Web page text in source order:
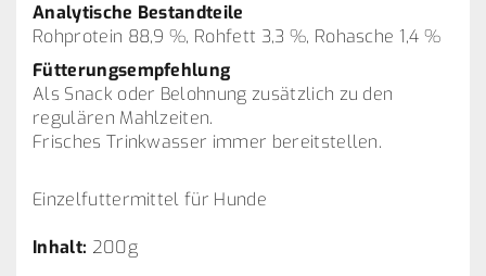
Analytische Bestandteile
Rohprotein 88,9 %, Rohfett 3,3 %, Rohasche 1,4 %
Fütterungsempfehlung
Als Snack oder Belohnung zusätzlich zu den
regulären Mahlzeiten.
Frisches Trinkwasser immer bereitstellen.
Einzelfuttermittel für Hunde
Inhalt: 200g